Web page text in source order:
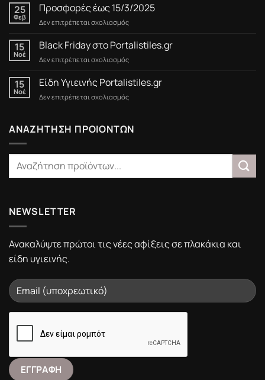
25
Φεβ
Προσφορές έως 15/3/2025
Δεν επιτρέπεται σχολιασμόςστο
έως
15/3/2025
15
Νοέ
Black Friday στο Portalistiles.gr
Δεν επιτρέπεται σχολιασμόςστο
Friday
στο
Portalistiles.gr
15
Νοέ
Είδη Υγιεινής Portalistiles.gr
Δεν επιτρέπεται σχολιασμόςστο
Portalistiles.gr
ΑΝΑΖΗΤΗΣΗ ΠΡΟΙΟΝΤΩΝ
NEWSLETTER
Ανακαλύψτε πρώτοι τις νέες αφίξεις σε πλακάκια και
είδη υγιεινής.